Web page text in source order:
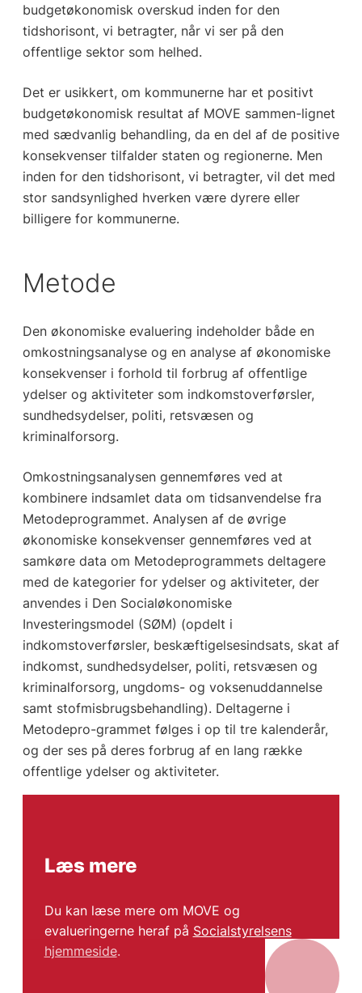
budgetøkonomisk overskud inden for den
tidshorisont, vi betragter, når vi ser på den
offentlige sektor som helhed.
Det er usikkert, om kommunerne har et positivt
budgetøkonomisk resultat af MOVE sammen-lignet
med sædvanlig behandling, da en del af de positive
konsekvenser tilfalder staten og regionerne. Men
inden for den tidshorisont, vi betragter, vil det med
stor sandsynlighed hverken være dyrere eller
billigere for kommunerne.
Metode
Den økonomiske evaluering indeholder både en
omkostningsanalyse og en analyse af økonomiske
konsekvenser i forhold til forbrug af offentlige
ydelser og aktiviteter som indkomstoverførsler,
sundhedsydelser, politi, retsvæsen og
kriminalforsorg.
Omkostningsanalysen gennemføres ved at
kombinere indsamlet data om tidsanvendelse fra
Metodeprogrammet. Analysen af de øvrige
økonomiske konsekvenser gennemføres ved at
samkøre data om Metodeprogrammets deltagere
med de kategorier for ydelser og aktiviteter, der
anvendes i Den Socialøkonomiske
Investeringsmodel (SØM) (opdelt i
indkomstoverførsler, beskæftigelsesindsats, skat af
indkomst, sundhedsydelser, politi, retsvæsen og
kriminalforsorg, ungdoms- og voksenuddannelse
samt stofmisbrugsbehandling). Deltagerne i
Metodepro-grammet følges i op til tre kalenderår,
og der ses på deres forbrug af en lang række
offentlige ydelser og aktiviteter.
Læs mere
Du kan læse mere om MOVE og
evalueringerne heraf på Socialstyrelsens
hjemmeside.